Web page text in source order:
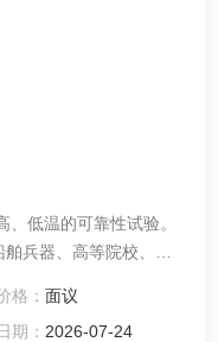
低温的可靠性试验。
兵器、高等院校、科
格： 面议
期： 2026-07-24